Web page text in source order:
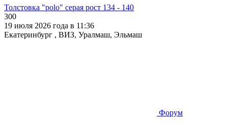
Толстовка "polo" серая рост 134 - 140
300
19 июля 2026 года в 11:36
Екатеринбург , ВИЗ, Уралмаш, Эльмаш
Форум